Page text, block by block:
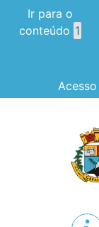
Ir para o
conteúdo 1